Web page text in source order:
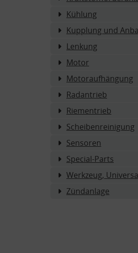
Kühlung
Kupplung und
Lenkung
Motor
Motoraufhängung
Radantrieb
Riementrieb
Scheibenreinigung
Sensoren
Special-Parts
Werkzeug,
Zündanlage